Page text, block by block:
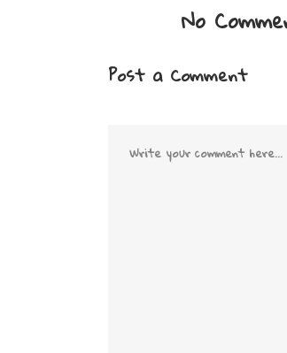
No
Post a Comment